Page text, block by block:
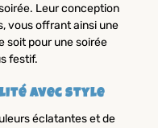
Leur conception
vous offrant ainsi une
soit pour une soirée
festif.
avec style
éclatantes et de